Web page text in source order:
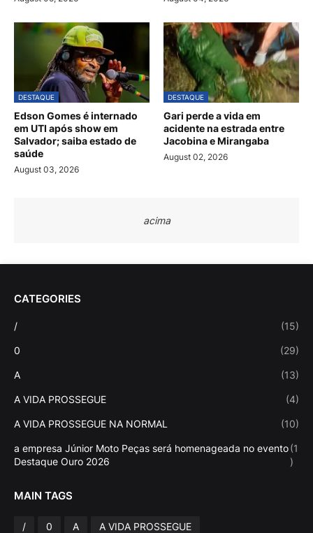
DESTAQUE
Edson Gomes é internado
em UTI após show em
Salvador; saiba estado de
saúde
August 03, 2026
DESTAQUE
Gari perde a vida em
acidente na estrada entre
Jacobina e Mirangaba
August 02, 2026
acima
CATEGORIES
/ (15)
0 (29)
A (13)
A VIDA PROSSEGUE (4)
A VIDA PROSSEGUE NA NORMAL (10)
a empresa Júnior Moto Peças será homenageada no evento
Destaque Ouro 2026
(1
)
MAIN TAGS
/ 0 A
A VIDA PROSSEGUE